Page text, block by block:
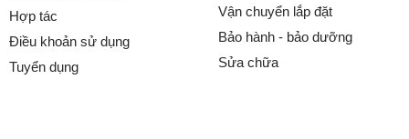
Hợp tác
Điều khoản sử dụng
Tuyển dụng
Vận chuyển lắp đặt
Bảo hành - bảo dưỡng
Sửa chữa